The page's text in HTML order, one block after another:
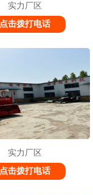
实力厂区
点击拨打电话
实力厂区
点击拨打电话